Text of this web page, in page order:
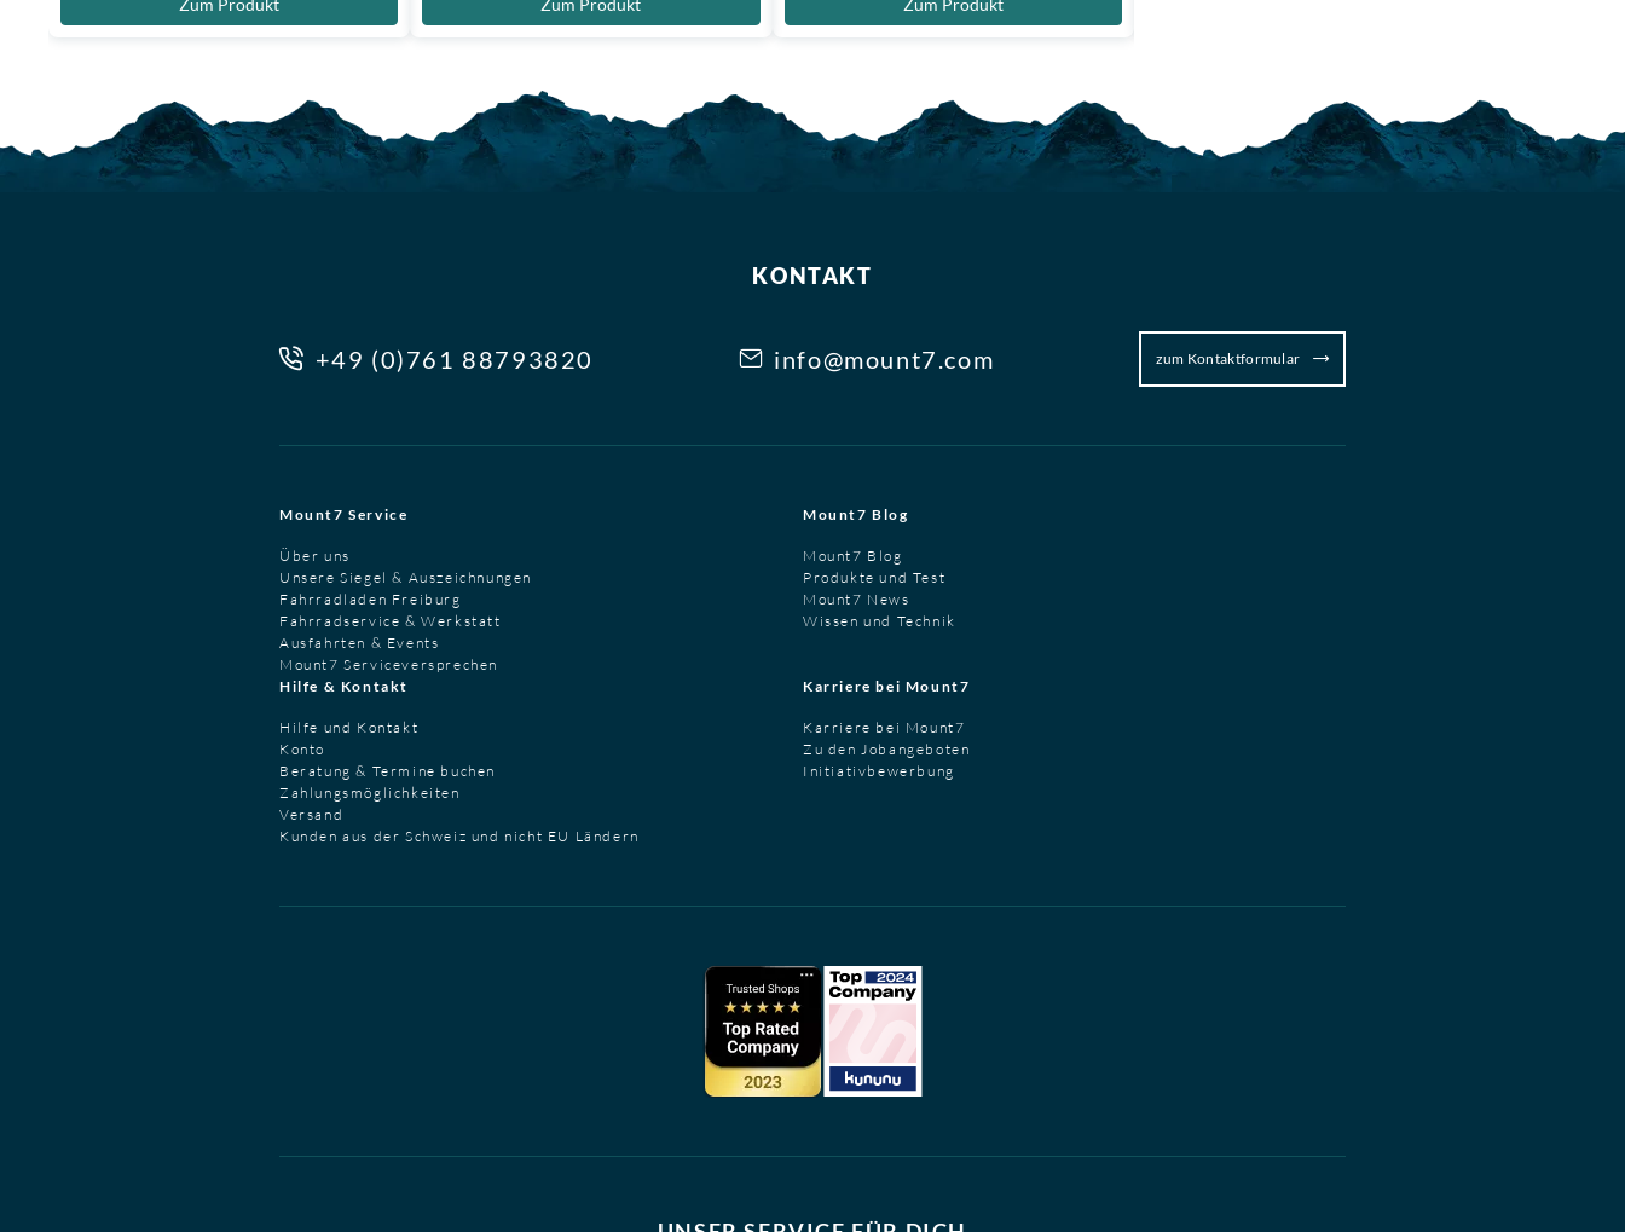
KONTAKT
+49 (0)761 88793820 info@mount7.com zum Kontaktformular
Mount7 Service
Über uns
Unsere Siegel & Auszeichnungen
Fahrradladen Freiburg
Fahrradservice & Werkstatt
Ausfahrten & Events
Mount7 Serviceversprechen
Mount7 Blog
Mount7 Blog
Produkte und Test
Mount7 News
Wissen und Technik
Hilfe & Kontakt
Hilfe und Kontakt
Konto
Beratung & Termine buchen
Zahlungsmöglichkeiten
Versand
Kunden aus der Schweiz und nicht EU Ländern
Karriere bei Mount7
Karriere bei Mount7
Zu den Jobangeboten
Initiativbewerbung